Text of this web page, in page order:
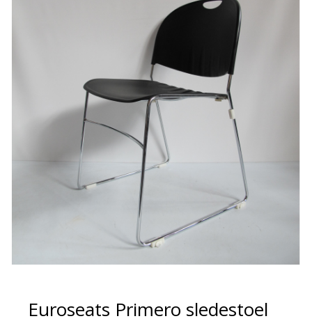
Euroseats Primero sledestoel